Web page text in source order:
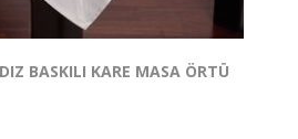
BASKILI KARE MASA ÖRTÜ